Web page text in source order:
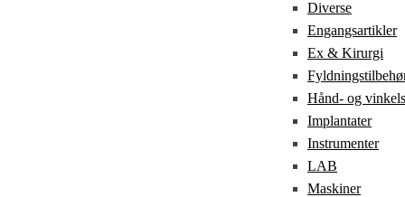
Diverse
Engangsartikler
Ex & Kirurgi
Hånd- og
Implantater
Instrumenter
LAB
Maskiner